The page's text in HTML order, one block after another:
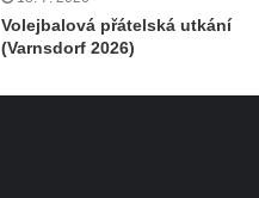
Volejbalová přátelská utkání
(Varnsdorf 2026)